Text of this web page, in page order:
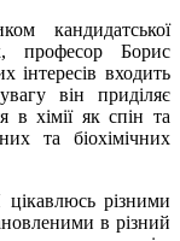
кандидатської
професор Борис
входить
він приділяє
в хімії як спін та
та біохімічних
різними
в різний